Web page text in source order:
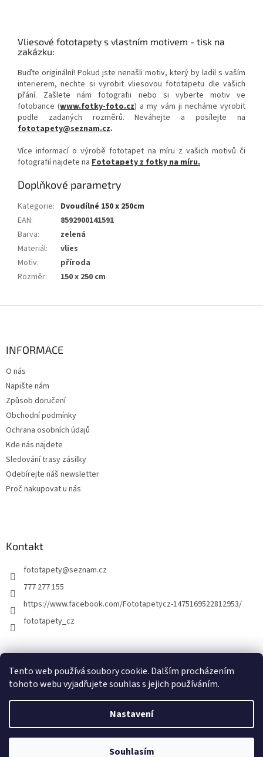
Tento web používá soubory cookie. Dalším procházením
tohoto webu vyjadřujete souhlas s jejich používáním.
Nastavení
Souhlasím
Vliesové fototapety s vlastním motivem - tisk na
zakázku:
Buďte originální! Pokud jste nenašli motiv, který by ladil s vaším
interierem, nechte si vyrobit vliesovou fototapetu dle vašich
přání. Zašlete nám fotografii nebo si vyberte motiv ve
fotobance (www.fotky-foto.cz) a my vám ji necháme vyrobit
podle zadaných rozměrů. Neváhejte a posílejte na
fototapety@seznam.cz.
Více informací o výrobě fototapet na míru z vašich motivů či
fotografií najdete na Fototapety z fotky na míru.
Doplňkové parametry
Kategorie: Dvoudílné 150 x 250cm
EAN:
8592900141591
Barva:
zelená
Materiál:
vlies
Motiv:
příroda
Rozměr: 150 x 250 cm
INFORMACE
O nás
Napište nám
Způsob doručení
Obchodní podmínky
Ochrana osobních údajů
Kde nás najdete
Sledování trasy zásilky
Odebírejte náš newsletter
Proč nakupovat u nás
Kontakt
fototapety@seznam.cz
777 277 155
https://www.facebook.com/Fototapetycz-1475169522812953/
fototapety_cz
Vytvořil Shoptet
FOTOTAPETY.CZ. Všechna práva vyhrazena.